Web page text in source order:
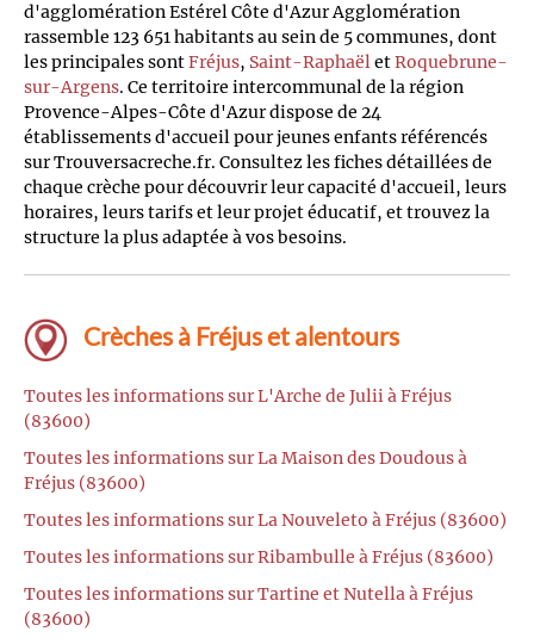
d'agglomération Estérel Côte d'Azur Agglomération
rassemble 123 651 habitants au sein de 5 communes, dont
les principales sontFréjus, Saint-RaphaëletRoquebrune-
sur-Argens. Ce territoire intercommunal de la région
Provence-Alpes-Côte d'Azur dispose de 24
établissements d'accueil pour jeunes enfants référencés
sur Trouversacreche.fr. Consultez les fiches détaillées de
chaque crèche pour découvrir leur capacité d'accueil, leurs
horaires, leurs tarifs et leur projet éducatif, et trouvez la
structure la plus adaptée à vos besoins.
Crèches à Fréjus et alentours
Toutes les informations sur L'Arche de Julii à Fréjus
(83600)
Toutes les informations sur La Maison des Doudous à
Fréjus (83600)
Toutes les informations sur La Nouveleto à Fréjus (83600)
Toutes les informations sur Ribambulle à Fréjus (83600)
Toutes les informations sur Tartine et Nutella à Fréjus
(83600)